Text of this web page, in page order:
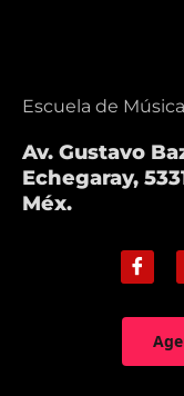
Escuela de Música
Av. Gustavo
Echegaray,
Méx.